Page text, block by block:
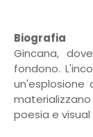
Biografia
Gincana,
fondono.
poesia e visual